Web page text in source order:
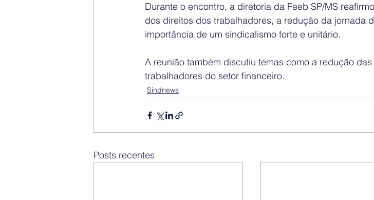
Durante o encontro, a diretoria da Feeb SP/MS
dos direitos dos trabalhadores, a redução da jornada
importância de um sindicalismo forte e unitário.
A reunião também discutiu temas como a redução
trabalhadores do setor financeiro.
Sindnews
Posts recentes